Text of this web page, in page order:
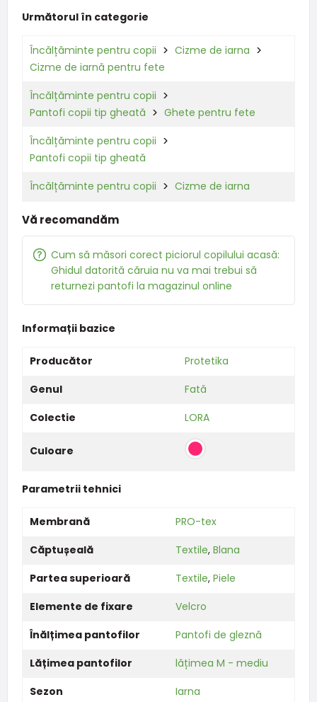
Următorul în categorie
Încălțăminte pentru copii
Cizme de iarna
Cizme de iarnă pentru fete
Încălțăminte pentru copii
Pantofi copii tip gheată
Ghete pentru fete
Încălțăminte pentru copii
Pantofi copii tip gheată
Încălțăminte pentru copii Cizme de iarna
Vă recomandăm
Cum să măsori corect piciorul copilului acasă:
Ghidul datorită căruia nu va mai trebui să
returnezi pantofi la magazinul online
Informații bazice
Producător
Protetika
Genul
Fată
Colectie
LORA
Culoare
Parametrii tehnici
Membrană
PRO-tex
Căptușeală
Textile, Blana
Partea superioară
Textile, Piele
Elemente de fixare
Velcro
Înălțimea pantofilor
Pantofi de gleznă
Lățimea pantofilor
lățimea M - mediu
Sezon
Iarna